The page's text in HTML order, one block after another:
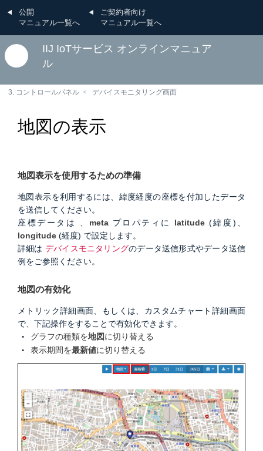
公開
マニュアル一覧へ
ご契約者向け
マニュアル一覧へ
IIJ IoTサービス オンラインマニュア
ル
3. コントロールパネル デバイスモニタリング画面
地図の表示
地図表示を使用するための準備
地図表示を利用するには、緯度経度の座標を付加したデータ
を送信してください。
座標データは 、 meta プロパティに latitude (緯度)、
longitude (経度) で設定します。
詳細は デバイスモニタリングのデータ送信形式やデータ送信
例をご参照ください。
地図の有効化
メトリック詳細画面、もしくは、カスタムチャート詳細画面
で、下記操作をすることで有効化できます。
グラフの種類を地図に切り替える
表示期間を最新値に切り替える